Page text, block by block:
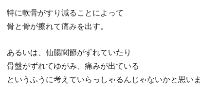
特に軟骨がすり減ることによって
骨と骨が擦れて痛みを出す。
あるいは、仙腸関節がずれていたり
骨盤がずれてゆがみ、痛みが出ている
というふうに考えていらっしゃるんじゃないかと思いま